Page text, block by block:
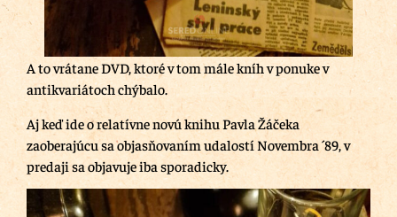
A to vrátane DVD, ktoré v tom mále kníh v ponuke v
antikvariátoch chýbalo.
Aj keď ide o relatívne novú knihu Pavla Žáčeka
zaoberajúcu sa objasňovaním udalostí Novembra ´89, v
predaji sa objavuje iba sporadicky.